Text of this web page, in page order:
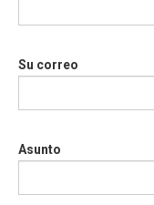
Su correo
Asunto